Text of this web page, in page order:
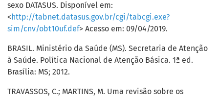
sexo DATASUS. Disponível em:
< http://tabnet.datasus.gov.br/cgi/tabcgi.exe?
sim/cnv/obt10uf.def> Acesso em: 09/04/2019.
BRASIL. Ministério da Saúde (MS). Secretaria de Atenção
à Saúde. Política Nacional de Atenção Básica. 1ª ed.
Brasília: MS; 2012.
TRAVASSOS, C.; MARTINS, M. Uma revisão sobre os